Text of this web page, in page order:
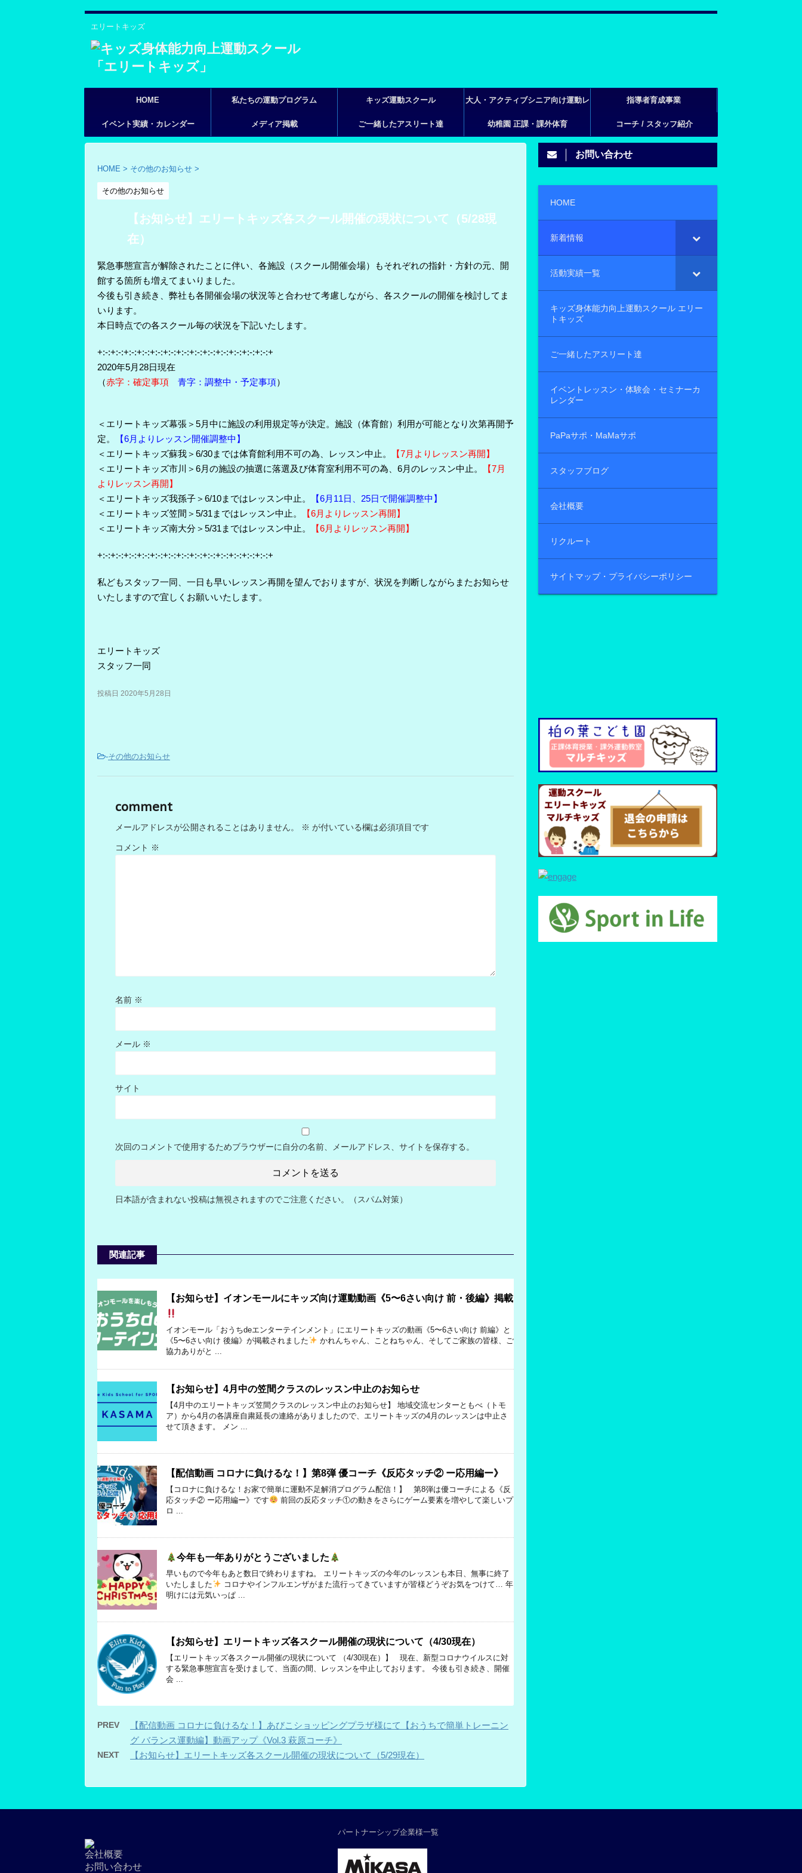
エリートキッズ
HOME 私たちの運動プログラム キッズ運動スクール 大人・アクティブシニア向け運動レ
ッスン
指導者育成事業
イベント実績・カレンダー メディア掲載 ご一緒したアスリート達 幼稚園 正課・課外体育 コーチ / スタッフ紹介
HOME > その他のお知らせ >
その他のお知らせ
【お知らせ】エリートキッズ各スクール開催の現状について（5/28現
在）
緊急事態宣言が解除されたことに伴い、各施設（スクール開催会場）もそれぞれの指針・方針の元、開
館する箇所も増えてまいりました。
今後も引き続き、弊社も各開催会場の状況等と合わせて考慮しながら、各スクールの開催を検討してま
いります。
本日時点での各スクール毎の状況を下記いたします。
+:-:+:-:+:-:+:-:+:-:+:-:+:-:+:-:+:-:+:-:+:-:+:-:+:-:+
2020年5月28日現在
（赤字：確定事項 青字：調整中・予定事項）
＜エリートキッズ幕張＞5月中に施設の利用規定等が決定。施設（体育館）利用が可能となり次第再開予
定。
【6月よりレッスン開催調整中】
＜エリートキッズ蘇我＞6/30までは体育館利用不可の為、レッスン中止。
【7月よりレッスン再開】
＜エリートキッズ市川＞6月の施設の抽選に落選及び体育室利用不可の為、6月のレッスン中止。
【7月
よりレッスン再開】
＜エリートキッズ我孫子＞6/10まではレッスン中止。
【6月11日、25日で開催調整中】
＜エリートキッズ笠間＞5/31まではレッスン中止。
【6月よりレッスン再開】
＜エリートキッズ南大分＞5/31まではレッスン中止。
【6月よりレッスン再開】
+:-:+:-:+:-:+:-:+:-:+:-:+:-:+:-:+:-:+:-:+:-:+:-:+:-:+
私どもスタッフ一同、一日も早いレッスン再開を望んでおりますが、状況を判断しながらまたお知らせ
いたしますので宜しくお願いいたします。
エリートキッズ
スタッフ一同
投稿日 2020年5月28日
-その他のお知らせ
comment
メールアドレスが公開されることはありません。 ※ が付いている欄は必須項目です
コメント ※
名前 ※
メール ※
サイト
次回のコメントで使用するためブラウザーに自分の名前、メールアドレス、サイトを保存する。
日本語が含まれない投稿は無視されますのでご注意ください。（スパム対策）
関連記事
【お知らせ】イオンモールにキッズ向け運動動画《5〜6さい向け 前・後編》掲載
イオンモール「おうちdeエンターテインメント」にエリートキッズの動画《5〜6さい向け 前編》と
《5〜6さい向け 後編》が掲載されました
かれんちゃん、ことねちゃん、そしてご家族の皆様、ご
協力ありがと ...
【お知らせ】4月中の笠間クラスのレッスン中止のお知らせ
【4月中のエリートキッズ笠間クラスのレッスン中止のお知らせ】 地域交流センターともべ（トモ
ア）から4月の各講座自粛延長の連絡がありましたので、エリートキッズの4月のレッスンは中止さ
せて頂きます。 メン ...
【配信動画 コロナに負けるな！】第8弾 優コーチ《反応タッチ② ー応用編ー》
【コロナに負けるな！お家で簡単に運動不足解消プログラム配信！】 第8弾は優コーチによる《反
応タッチ② ー応用編ー》です
前回の反応タッチ①の動きをさらにゲーム要素を増やして楽しいプ
ロ ...
今年も一年ありがとうございました
早いもので今年もあと数日で終わりますね。 エリートキッズの今年のレッスンも本日、無事に終了
いたしました
コロナやインフルエンザがまた流行ってきていますが皆様どうぞお気をつけて… 年
明けには元気いっぱ ...
【お知らせ】エリートキッズ各スクール開催の現状について（4/30現在）
【エリートキッズ各スクール開催の現状について （4/30現在）】 現在、新型コロナウイルスに対
する緊急事態宣言を受けまして、当面の間、レッスンを中止しております。 今後も引き続き、開催
会 ...
PREV
【配信動画 コロナに負けるな！】あびこショッピングプラザ様にて【おうちで簡単トレーニン
グ バランス運動編】動画アップ《Vol.3 萩原コーチ》
NEXT 【お知らせ】エリートキッズ各スクール開催の現状について（5/29現在）
お問い合わせ
HOME
新着情報
活動実績一覧
キッズ身体能力向上運動スクール エリー
トキッズ
ご一緒したアスリート達
イベントレッスン・体験会・セミナーカ
レンダー
PaPaサポ・MaMaサポ
スタッフブログ
会社概要
リクルート
サイトマップ・プライバシーポリシー
パートナーシップ企業様一覧
会社概要
お問い合わせ